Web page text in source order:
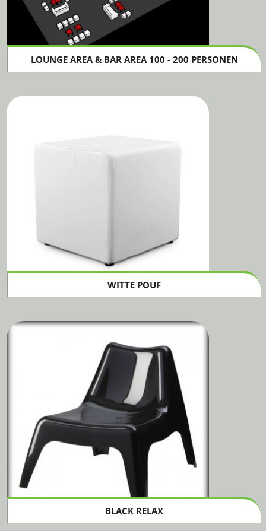
LOUNGE AREA & BAR AREA 100 - 200 PERSONEN
WITTE POUF
BLACK RELAX